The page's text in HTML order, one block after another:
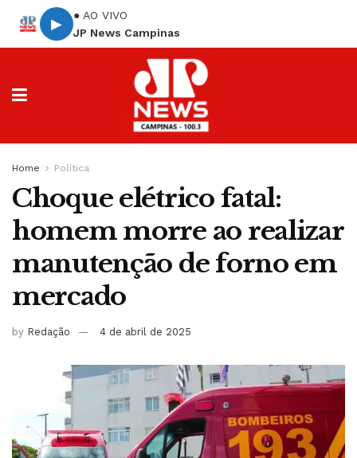
▶
● AO VIVO
JP News Campinas
Home Política
Choque elétrico fatal:
homem morre ao realizar
manutenção de forno em
mercado
by Redação 4 de abril de 2025